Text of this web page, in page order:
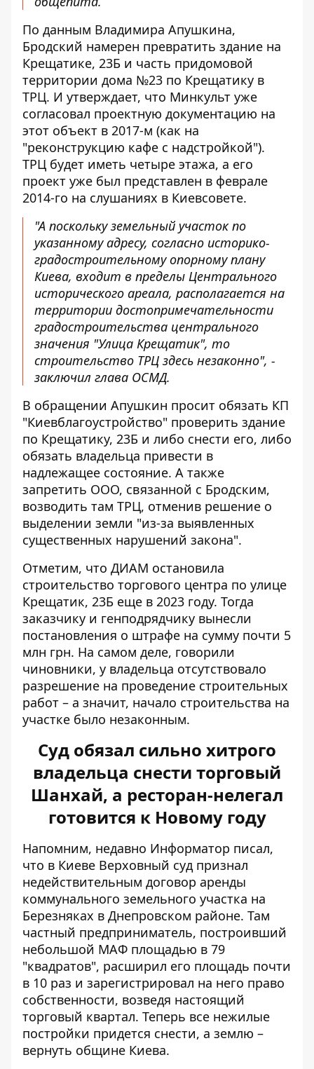
По данным Владимира Апушкина,
Бродский намерен превратить здание на
Крещатике, 23Б и часть придомовой
территории дома №23 по Крещатику в
ТРЦ. И утверждает, что Минкульт уже
согласовал проектную документацию на
этот объект в 2017-м (как на
"реконструкцию кафе с надстройкой").
ТРЦ будет иметь четыре этажа, а его
проект уже был представлен в феврале
2014-го на слушаниях в Киевсовете.
"А поскольку земельный участок по
указанному адресу, согласно историко-
градостроительному опорному плану
Киева, входит в пределы Центрального
исторического ареала, располагается на
территории достопримечательности
градостроительства центрального
значения "Улица Крещатик", то
строительство ТРЦ здесь незаконно", -
заключил глава ОСМД.
В обращении Апушкин просит обязать КП
"Киевблагоустройство" проверить здание
по Крещатику, 23Б и либо снести его, либо
обязать владельца привести в
надлежащее состояние. А также
запретить ООО, связанной с Бродским,
возводить там ТРЦ, отменив решение о
выделении земли "из-за выявленных
существенных нарушений закона".
Отметим, что ДИАМ остановила
строительство торгового центра по улице
Крещатик, 23Б еще в 2023 году. Тогда
заказчику и генподрядчику вынесли
постановления о штрафе на сумму почти 5
млн грн. На самом деле, говорили
чиновники, у владельца отсутствовало
разрешение на проведение строительных
работ – а значит, начало строительства на
участке было незаконным.
Суд обязал сильно хитрого
владельца снести торговый
Шанхай, а ресторан-нелегал
готовится к Новому году
Напомним, недавно Информатор писал,
что в Киеве Верховный суд признал
недействительным договор аренды
коммунального земельного участка на
Березняках в Днепровском районе. Там
частный предприниматель, построивший
небольшой МАФ площадью в 79
"квадратов", расширил его площадь почти
в 10 раз и зарегистрировал на него право
собственности, возведя настоящий
торговый квартал. Теперь все нежилые
постройки придется снести, а землю –
вернуть общине Киева.